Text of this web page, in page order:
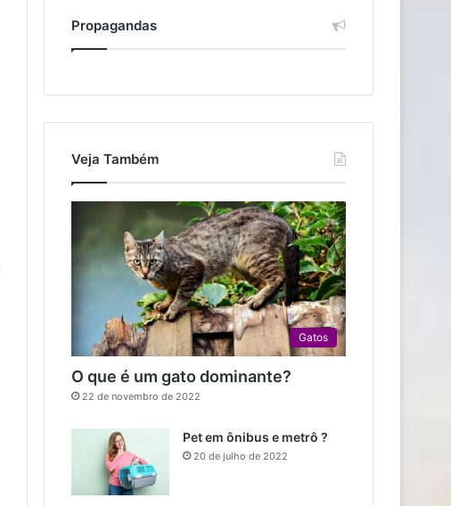
Propagandas
Veja Também
Gatos
O que é um gato dominante?
22 de novembro de 2022
Pet em ônibus e metrô ?
20 de julho de 2022